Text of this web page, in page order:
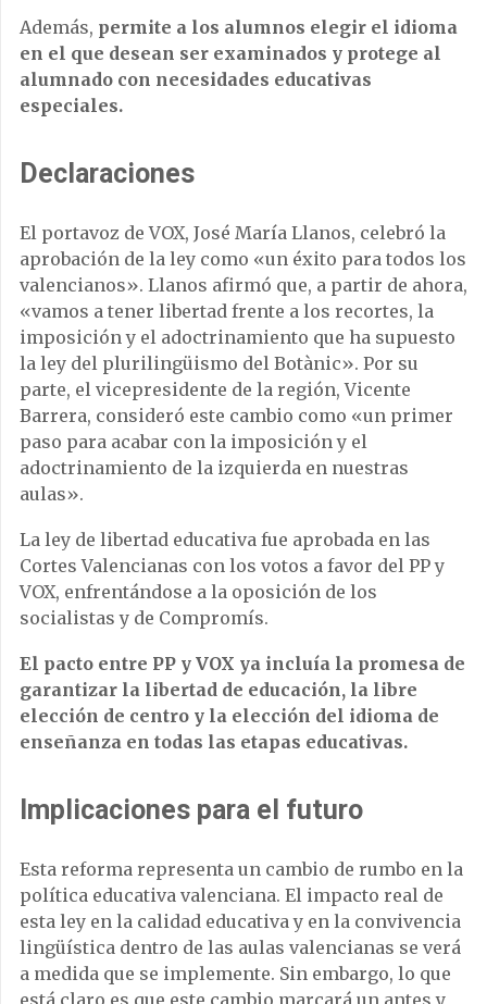
Además, permite a los alumnos elegir el idioma
en el que desean ser examinados y protege al
alumnado con necesidades educativas
especiales.
Declaraciones
El portavoz de VOX, José María Llanos, celebró la
aprobación de la ley como «un éxito para todos los
valencianos». Llanos afirmó que, a partir de ahora,
«vamos a tener libertad frente a los recortes, la
imposición y el adoctrinamiento que ha supuesto
la ley del plurilingüismo del Botànic». Por su
parte, el vicepresidente de la región, Vicente
Barrera, consideró este cambio como «un primer
paso para acabar con la imposición y el
adoctrinamiento de la izquierda en nuestras
aulas».
La ley de libertad educativa fue aprobada en las
Cortes Valencianas con los votos a favor del PP y
VOX, enfrentándose a la oposición de los
socialistas y de Compromís.
El pacto entre PP y VOX ya incluía la promesa de
garantizar la libertad de educación, la libre
elección de centro y la elección del idioma de
enseñanza en todas las etapas educativas.
Implicaciones para el futuro
Esta reforma representa un cambio de rumbo en la
política educativa valenciana. El impacto real de
esta ley en la calidad educativa y en la convivencia
lingüística dentro de las aulas valencianas se verá
a medida que se implemente. Sin embargo, lo que